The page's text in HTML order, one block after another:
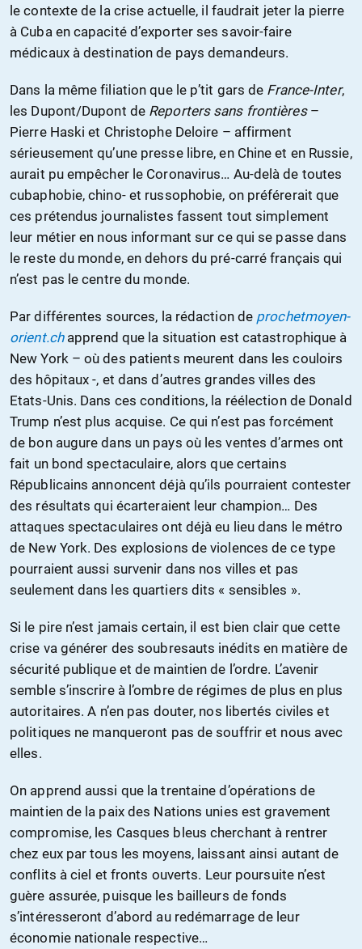
le contexte de la crise actuelle, il faudrait jeter la pierre
à Cuba en capacité d’exporter ses savoir-faire
médicaux à destination de pays demandeurs.
Dans la même filiation que le p’tit gars de France-Inter,
les Dupont/Dupont de Reporters sans frontières–
Pierre Haski et Christophe Deloire – affirment
sérieusement qu’une presse libre, en Chine et en Russie,
aurait pu empêcher le Coronavirus… Au-delà de toutes
cubaphobie, chino- et russophobie, on préférerait que
ces prétendus journalistes fassent tout simplement
leur métier en nous informant sur ce qui se passe dans
le reste du monde, en dehors du pré-carré français qui
n’est pas le centre du monde.
Par différentes sources, la rédaction de prochetmoyen-
orient.chapprend que la situation est catastrophique à
New York – où des patients meurent dans les couloirs
des hôpitaux -, et dans d’autres grandes villes des
Etats-Unis. Dans ces conditions, la réélection de Donald
Trump n’est plus acquise. Ce qui n’est pas forcément
de bon augure dans un pays où les ventes d’armes ont
fait un bond spectaculaire, alors que certains
Républicains annoncent déjà qu’ils pourraient contester
des résultats qui écarteraient leur champion… Des
attaques spectaculaires ont déjà eu lieu dans le métro
de New York. Des explosions de violences de ce type
pourraient aussi survenir dans nos villes et pas
seulement dans les quartiers dits « sensibles ».
Si le pire n’est jamais certain, il est bien clair que cette
crise va générer des soubresauts inédits en matière de
sécurité publique et de maintien de l’ordre. L’avenir
semble s’inscrire à l’ombre de régimes de plus en plus
autoritaires. A n’en pas douter, nos libertés civiles et
politiques ne manqueront pas de souffrir et nous avec
elles.
On apprend aussi que la trentaine d’opérations de
maintien de la paix des Nations unies est gravement
compromise, les Casques bleus cherchant à rentrer
chez eux par tous les moyens, laissant ainsi autant de
conflits à ciel et fronts ouverts. Leur poursuite n’est
guère assurée, puisque les bailleurs de fonds
s’intéresseront d’abord au redémarrage de leur
économie nationale respective…